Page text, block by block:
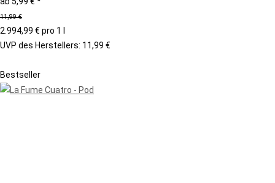
11,99 €
2.994,99 € pro 1 l
UVP des Herstellers: 11,99 €
Bestseller